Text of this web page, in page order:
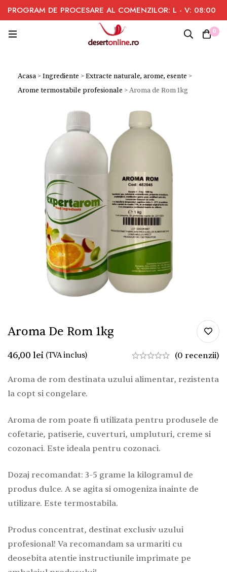
PROGRAM DE PROCESARE AL COMENZILOR: L - V: 08:00
- 16:00
0
Acasa >Ingrediente >Extracte naturale, arome, esente >
Arome termostabile profesionale >Aroma de Rom 1kg
Aroma De Rom 1kg
46,00 lei (TVA inclus) (0 recenzii)
Aroma de rom destinata uzului alimentar, rezistenta
la copt si congelare.
Aroma de rom poate fi utilizata pentru produsele de
cofetarie, patiserie, cuverturi, umpluturi, creme si
cozonaci. Este ideala pentru cozonaci.
Dozaj recomandat: 3-5 grame la kilogramul de
produs dulce. A se agita si omogeniza inainte de
utilizare. Este termostabila.
Produs concentrat, destinat exclusiv uzului
profesional! Va recomandam sa urmariti cu
deosebita atentie instructiunile imprimate pe